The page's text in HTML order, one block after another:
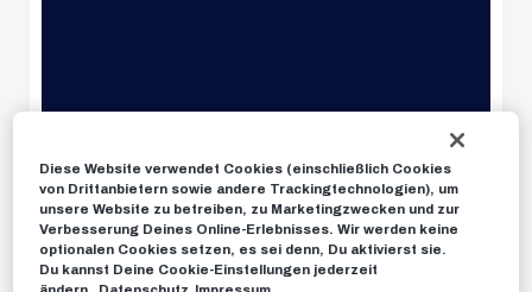
News
Diese Website verwendet Cookies (einschließlich Cookies
von Drittanbietern sowie andere Trackingtechnologien), um
unsere Website zu betreiben, zu Marketingzwecken und zur
Verbesserung Deines Online-Erlebnisses. Wir werden keine
optionalen Cookies setzen, es sei denn, Du aktivierst sie.
Du kannst Deine Cookie-Einstellungen jederzeit